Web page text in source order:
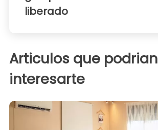
liberado
Articulos que podrian
interesarte